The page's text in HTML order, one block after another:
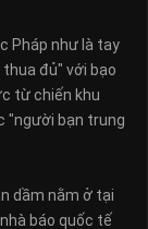
Pháp như là tay
đủ" với bạo
từ chiến khu
"người bạn trung
dầm nằm ở tại
báo quốc tế